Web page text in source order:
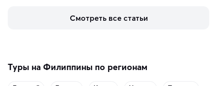
включить в маршрут по Норвегии.
Смотреть все статьи
Туры на Филиппины по регионам